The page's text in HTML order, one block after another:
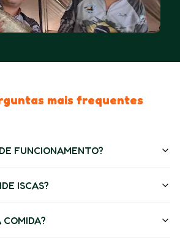
mais frequentes
FUNCIONAMENTO?
ISCAS?
COMIDA?